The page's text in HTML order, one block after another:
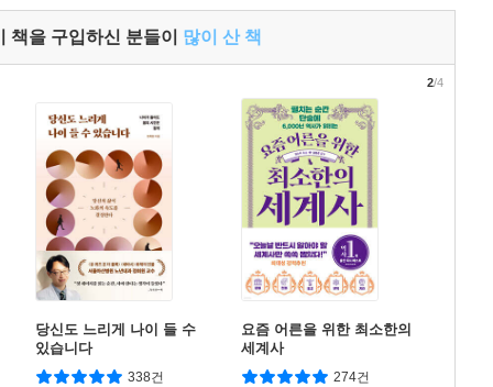
책을 구입하신 분들이 많이 산 책
당신도 느리게 나이 들 수
있습니다
338건
요즘 어른을 위한 최소한의
세계사
274건
2/4